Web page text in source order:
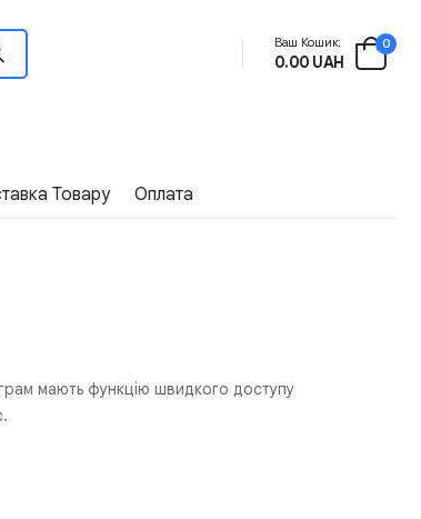
Ваш Кошик:
0.00 UAH
0
Товару Оплата
мають функцію швидкого доступу